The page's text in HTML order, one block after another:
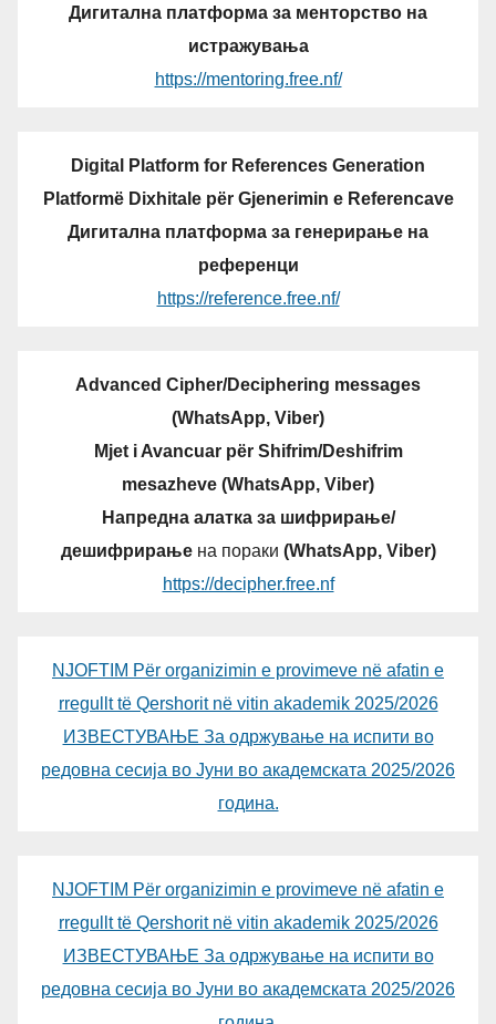
Дигитална платформа за менторство на
истражувања
https://mentoring.free.nf/
Digital Platform for References Generation
Platformë Dixhitale për Gjenerimin e Referencave
Дигитална платформа за генерирање на
референци
https://reference.free.nf/
Advanced Cipher/Deciphering messages
(WhatsApp, Viber)
Mjet i Avancuar për Shifrim/Deshifrim
mesazheve (WhatsApp, Viber)
Напредна алатка за шифрирање/
дешифрирањена пораки (WhatsApp, Viber)
https://decipher.free.nf
NJOFTIM Për organizimin e provimeve në afatin e
rregullt të Qershorit në vitin akademik 2025/2026
ИЗВЕСТУВАЊЕ За одржување на испити во
редовна сесија во Јуни во академската 2025/2026
година.
NJOFTIM Për organizimin e provimeve në afatin e
rregullt të Qershorit në vitin akademik 2025/2026
ИЗВЕСТУВАЊЕ За одржување на испити во
редовна сесија во Јуни во академската 2025/2026